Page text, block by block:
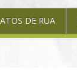
DE RUA